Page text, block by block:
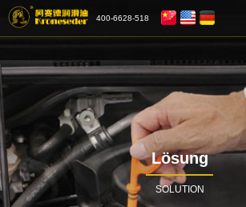
400-6628-518
Lösung
SOLUTION